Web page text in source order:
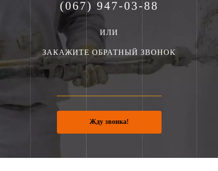
(067) 947-03-88
ИЛИ
ЗАКАЖИТЕ ОБРАТНЫЙ ЗВОНОК
Жду звонка!